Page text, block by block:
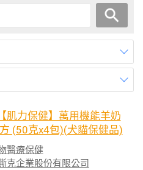
肌力保健】萬用機能羊奶
(50克x4包)(犬貓保健品)
醫療保健
克企業股份有限公司